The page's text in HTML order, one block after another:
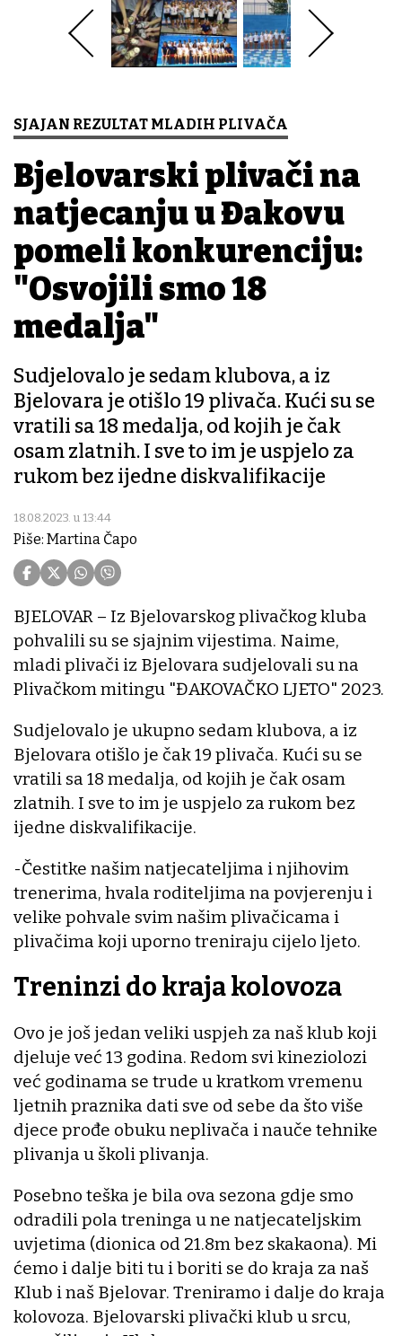
SJAJAN REZULTAT MLADIH PLIVAČA
Bjelovarski plivači na
natjecanju u Đakovu
pomeli konkurenciju:
"Osvojili smo 18
medalja"
Sudjelovalo je sedam klubova, a iz
Bjelovara je otišlo 19 plivača. Kući su se
vratili sa 18 medalja, od kojih je čak
osam zlatnih. I sve to im je uspjelo za
rukom bez ijedne diskvalifikacije
18.08.2023. u 13:44
Piše: Martina Čapo
BJELOVAR – Iz Bjelovarskog plivačkog kluba
pohvalili su se sjajnim vijestima. Naime,
mladi plivači iz Bjelovara sudjelovali su na
Plivačkom mitingu "ĐAKOVAČKO LJETO" 2023.
Sudjelovalo je ukupno sedam klubova, a iz
Bjelovara otišlo je čak 19 plivača. Kući su se
vratili sa 18 medalja, od kojih je čak osam
zlatnih. I sve to im je uspjelo za rukom bez
ijedne diskvalifikacije.
-Čestitke našim natjecateljima i njihovim
trenerima, hvala roditeljima na povjerenju i
velike pohvale svim našim plivačicama i
plivačima koji uporno treniraju cijelo ljeto.
Treninzi do kraja kolovoza
Ovo je još jedan veliki uspjeh za naš klub koji
djeluje već 13 godina. Redom svi kineziolozi
već godinama se trude u kratkom vremenu
ljetnih praznika dati sve od sebe da što više
djece prođe obuku neplivača i nauče tehnike
plivanja u školi plivanja.
Posebno teška je bila ova sezona gdje smo
odradili pola treninga u ne natjecateljskim
uvjetima (dionica od 21.8m bez skakaona). Mi
ćemo i dalje biti tu i boriti se do kraja za naš
Klub i naš Bjelovar. Treniramo i dalje do kraja
kolovoza. Bjelovarski plivački klub u srcu,